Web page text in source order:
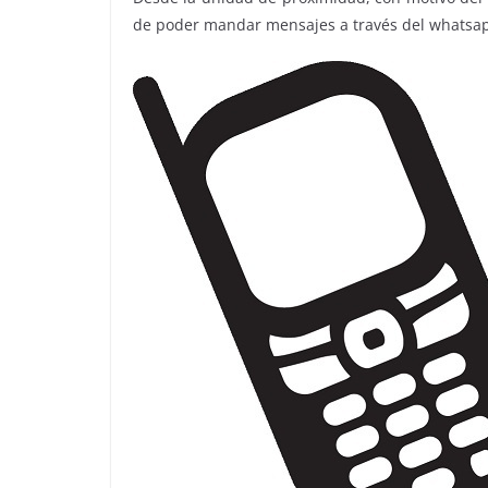
de poder mandar mensajes a través del